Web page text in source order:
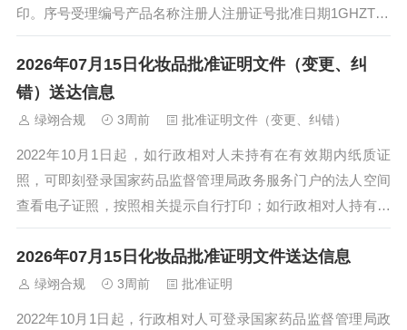
印。序号受理编号产品名称注册人注册证号批准日期1GHZTZ2
508254可丽金滢亮皙白面...
2026年07月15日化妆品批准证明文件（变更、纠
错）送达信息
绿翊合规 3周前 批准证明文件（变更、纠错）
2022年10月1日起，如行政相对人未持有在有效期内纸质证
照，可即刻登录国家药品监督管理局政务服务门户的法人空间
查看电子证照，按照相关提示自行打印；如行政相对人持有在
有效期内纸质证照，交还纸质注册证后...
2026年07月15日化妆品批准证明文件送达信息
绿翊合规 3周前 批准证明
2022年10月1日起，行政相对人可登录国家药品监督管理局政